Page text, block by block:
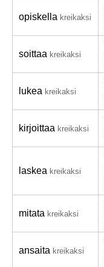
opiskella kreikaksi
soittaa kreikaksi
lukea kreikaksi
kirjoittaa kreikaksi
laskea kreikaksi
mitata kreikaksi
ansaita kreikaksi